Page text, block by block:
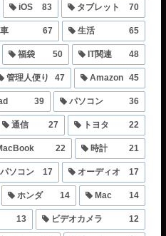
iOS 83 タブレット 70
67 生活 65
福袋 50 IT関連 48
管理人便り 47 Amazon 45
39 パソコン 36
通信 27 トヨタ 22
22 時計 21
ソコン 17 オーディオ 17
ホンダ 14 Mac 14
13 ビデオカメラ 12